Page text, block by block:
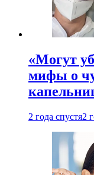
«Могут
мифы о
2 года спустя2